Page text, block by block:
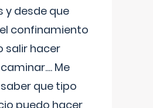
y desde que
confinamiento
salir hacer
Me
que tipo
puedo hacer